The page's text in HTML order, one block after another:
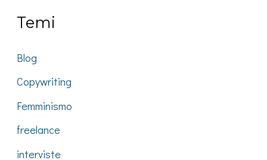
Temi
Blog
Copywriting
Femminismo
freelance
interviste